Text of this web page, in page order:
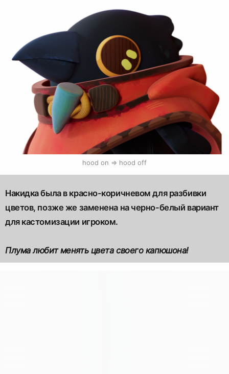
hood on => hood off
Накидка была в красно-коричневом для разбивки
цветов, позже же заменена на черно-белый вариант
для кастомизации игроком.
Плума любит менять цвета своего капюшона!